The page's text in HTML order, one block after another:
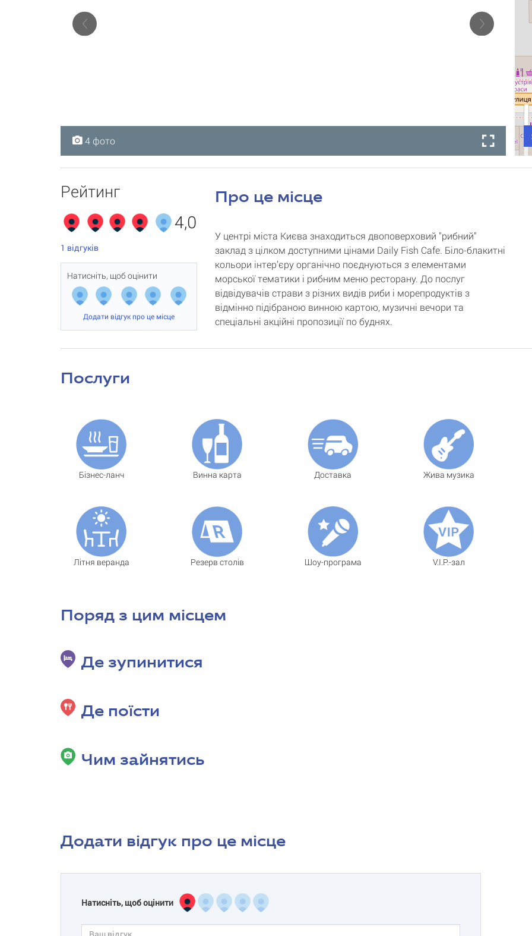
4 фото
4 фото
4 фото
4 фото
Рейтинг
4,0
1 відгуків
Натисніть, щоб оцінити
Додати відгук про це місце
Про це місце
У центрі міста Києва знаходиться двоповерховий "рибний"
заклад з цілком доступними цінами Daily Fish Cafe. Біло-блакитні
кольори інтер’єру органічно поєднуються з елементами
морської тематики і рибним меню ресторану. До послуг
відвідувачів страви з різних видів риби і морепродуктів з
відмінно підібраною винною картою, музичні вечори та
спеціальні акційні пропозиції по буднях.
Послуги
Бізнес-ланч Винна карта Доставка Жива музика
Літня веранда Резерв столів Шоу-програма V.I.P.-зал
Поряд з цим місцем
Де зупинитися
Де поїсти
Чим зайнятись
Додати відгук про це місце
Натисніть, щоб оцінити